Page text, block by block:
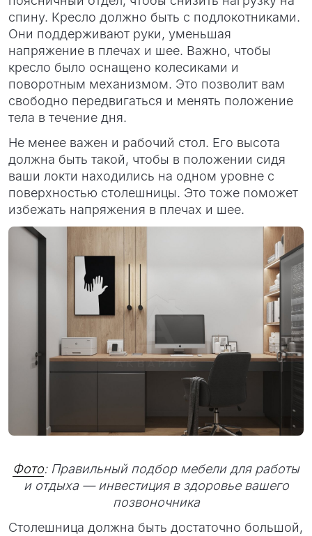
спину. Кресло должно быть с подлокотниками.
Они поддерживают руки, уменьшая
напряжение в плечах и шее. Важно, чтобы
кресло было оснащено колесиками и
поворотным механизмом. Это позволит вам
свободно передвигаться и менять положение
тела в течение дня.
Не менее важен и рабочий стол. Его высота
должна быть такой, чтобы в положении сидя
ваши локти находились на одном уровне с
поверхностью столешницы. Это тоже поможет
избежать напряжения в плечах и шее.
Фото: Правильный подбор мебели для работы
и отдыха — инвестиция в здоровье вашего
позвоночника
Столешница должна быть достаточно большой,